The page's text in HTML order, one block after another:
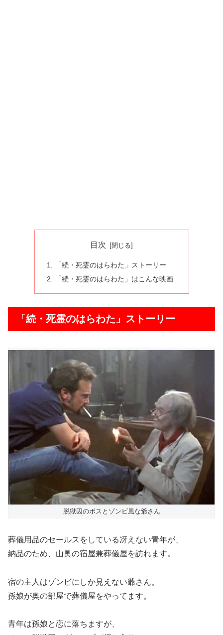
目次
「続・死霊のはらわた」ストーリー
「続・死霊のはらわた」はこんな映画
「続・死霊のはらわた」ストーリー
脱獄囚のボスとゾンビ風な爺さん
葬儀用品のセールスをしている冴えない青年が、
納品のため、山奥の宿屋兼葬儀屋を訪れます。
宿の主人はゾンビにしか見えない爺さん。
孫娘が奥の部屋で葬儀屋をやってます。
青年は孫娘と恋に落ちますが、